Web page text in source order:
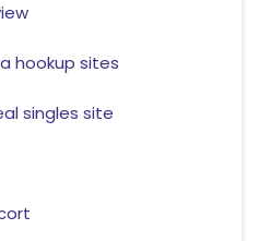
hookup sites
singles site